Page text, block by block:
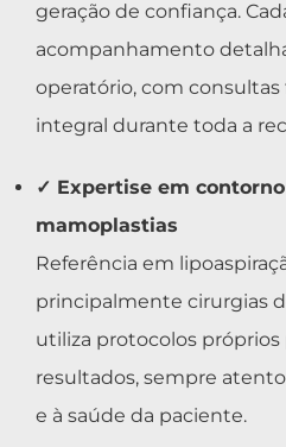
geração de confiança.
acompanhamento
operatório, com
integral durante toda a
✓ Expertise em
mamoplastias
Referência em
principalmente cirurgias
utiliza protocolos próprios
resultados, sempre
e à saúde da paciente.